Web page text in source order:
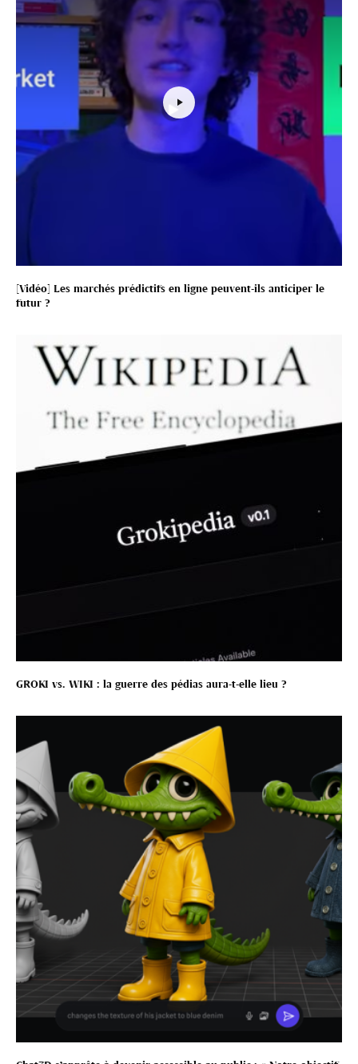
[Vidéo] Les marchés prédictifs en ligne peuvent-ils anticiper le
futur ?
GROKI vs. WIKI : la guerre des pédias aura-t-elle lieu ?